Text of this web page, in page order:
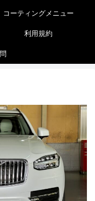
コーティングメニュー
利用規約